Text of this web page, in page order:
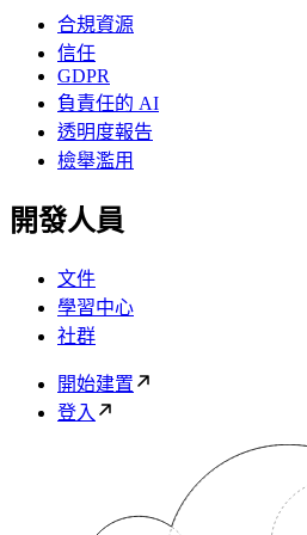
合規資源
信任
GDPR
負責任的 AI
透明度報告
檢舉濫用
開發人員
文件
學習中心
社群
開始建置
登入